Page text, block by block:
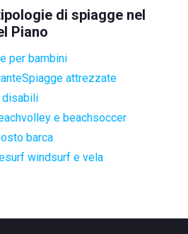
di spiagge nel
Piano
per bambini
Spiagge attrezzate
disabili
e beachsoccer
barca
windsurf e vela